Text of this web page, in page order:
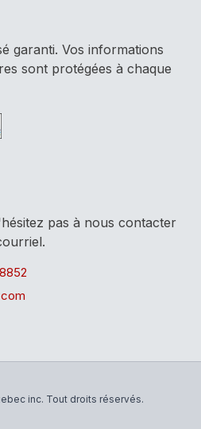
garanti. Vos informations
sont protégées à chaque
pas à nous contacter
inc. Tout droits réservés.